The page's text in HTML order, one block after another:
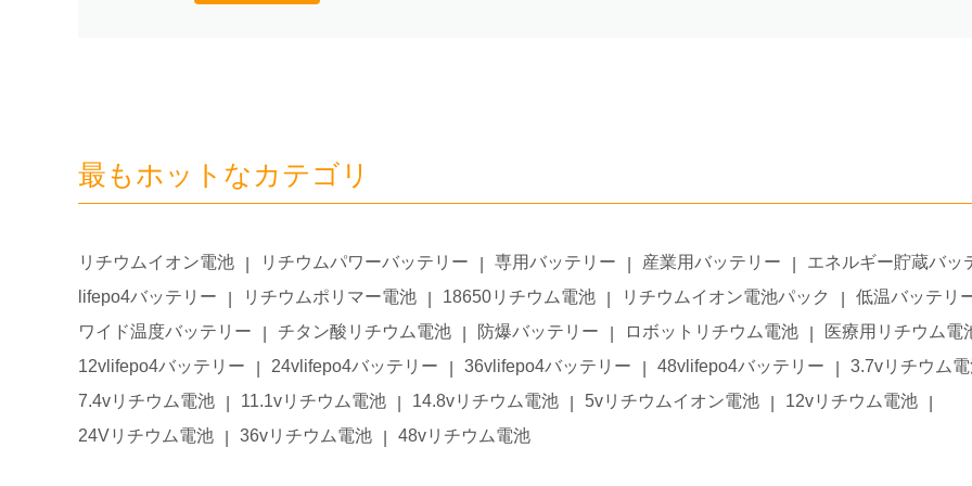
最もホットなカテゴリ
リチウムイオン電池 リチウムパワーバッテリー 専用バッテリー 産業用バッテリー エネルギー貯蔵バッ
lifepo4バッテリー
リチウムポリマー電池 18650リチウム電池 リチウムイオン電池パック 低温バッテリ
ワイド温度バッテリー
チタン酸リチウム電池 防爆バッテリー ロボットリチウム電池 医療用リチウム電
12vlifepo4バッテリー
24vlifepo4バッテリー 36vlifepo4バッテリー 48vlifepo4バッテリー 3.7vリチウム
7.4vリチウム電池
11.1vリチウム電池 14.8vリチウム電池 5vリチウムイオン電池 12vリチウム電池
24Vリチウム電池
36vリチウム電池 48vリチウム電池